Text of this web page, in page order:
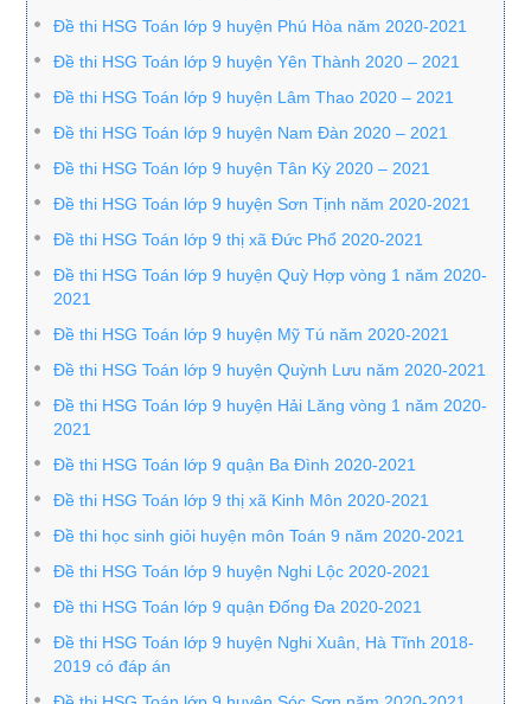
Đề thi HSG Toán lớp 9 huyện Phú Hòa năm 2020-2021
Đề thi HSG Toán lớp 9 huyện Yên Thành 2020 – 2021
Đề thi HSG Toán lớp 9 huyện Lâm Thao 2020 – 2021
Đề thi HSG Toán lớp 9 huyện Nam Đàn 2020 – 2021
Đề thi HSG Toán lớp 9 huyện Tân Kỳ 2020 – 2021
Đề thi HSG Toán lớp 9 huyện Sơn Tịnh năm 2020-2021
Đề thi HSG Toán lớp 9 thị xã Đức Phổ 2020-2021
Đề thi HSG Toán lớp 9 huyện Quỳ Hợp vòng 1 năm 2020-
2021
Đề thi HSG Toán lớp 9 huyện Mỹ Tú năm 2020-2021
Đề thi HSG Toán lớp 9 huyện Quỳnh Lưu năm 2020-2021
Đề thi HSG Toán lớp 9 huyện Hải Lăng vòng 1 năm 2020-
2021
Đề thi HSG Toán lớp 9 quận Ba Đình 2020-2021
Đề thi HSG Toán lớp 9 thị xã Kinh Môn 2020-2021
Đề thi học sinh giỏi huyện môn Toán 9 năm 2020-2021
Đề thi HSG Toán lớp 9 huyện Nghi Lộc 2020-2021
Đề thi HSG Toán lớp 9 quận Đống Đa 2020-2021
Đề thi HSG Toán lớp 9 huyện Nghi Xuân, Hà Tĩnh 2018-
2019 có đáp án